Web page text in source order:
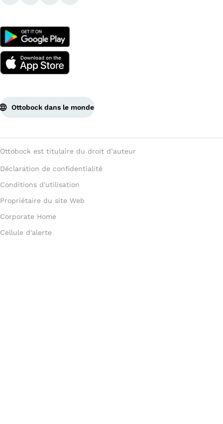
Ottobock dans le monde
Ottobock est titulaire du droit d’auteur
Déclaration de confidentialité
Conditions d'utilisation
Propriétaire du site Web
Corporate Home
Cellule d'alerte